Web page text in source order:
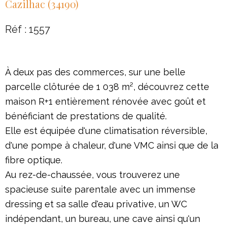
Cazilhac (34190)
Réf : 1557
À deux pas des commerces, sur une belle
parcelle clôturée de 1 038 m², découvrez cette
maison R+1 entièrement rénovée avec goût et
bénéficiant de prestations de qualité.
Elle est équipée d'une climatisation réversible,
d'une pompe à chaleur, d'une VMC ainsi que de la
fibre optique.
Au rez-de-chaussée, vous trouverez une
spacieuse suite parentale avec un immense
dressing et sa salle d'eau privative, un WC
indépendant, un bureau, une cave ainsi qu'un